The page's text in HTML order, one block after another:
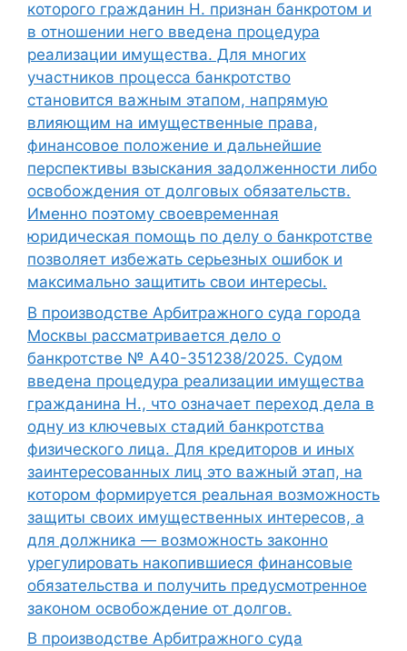
которого гражданин Н. признан банкротом и
в отношении него введена процедура
реализации имущества. Для многих
участников процесса банкротство
становится важным этапом, напрямую
влияющим на имущественные права,
финансовое положение и дальнейшие
перспективы взыскания задолженности либо
освобождения от долговых обязательств.
Именно поэтому своевременная
юридическая помощь по делу о банкротстве
позволяет избежать серьезных ошибок и
максимально защитить свои интересы.
В производстве Арбитражного суда города
Москвы рассматривается дело о
банкротстве № А40-351238/2025. Судом
введена процедура реализации имущества
гражданина Н., что означает переход дела в
одну из ключевых стадий банкротства
физического лица. Для кредиторов и иных
заинтересованных лиц это важный этап, на
котором формируется реальная возможность
защиты своих имущественных интересов, а
для должника — возможность законно
урегулировать накопившиеся финансовые
обязательства и получить предусмотренное
законом освобождение от долгов.
В производстве Арбитражного суда